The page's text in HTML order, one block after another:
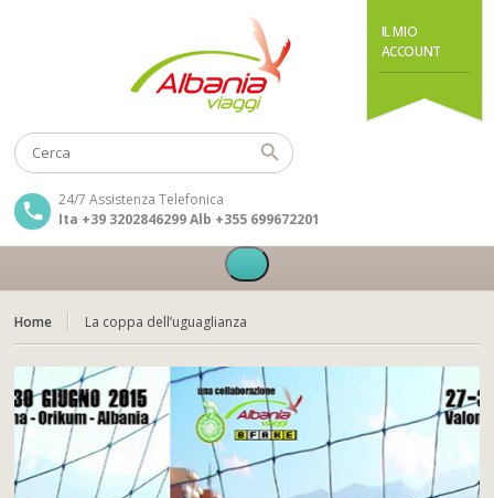
IL MIO
ACCOUNT
24/7 Assistenza Telefonica
Ita +39 3202846299 Alb +355 699672201
Home La coppa dell’uguaglianza